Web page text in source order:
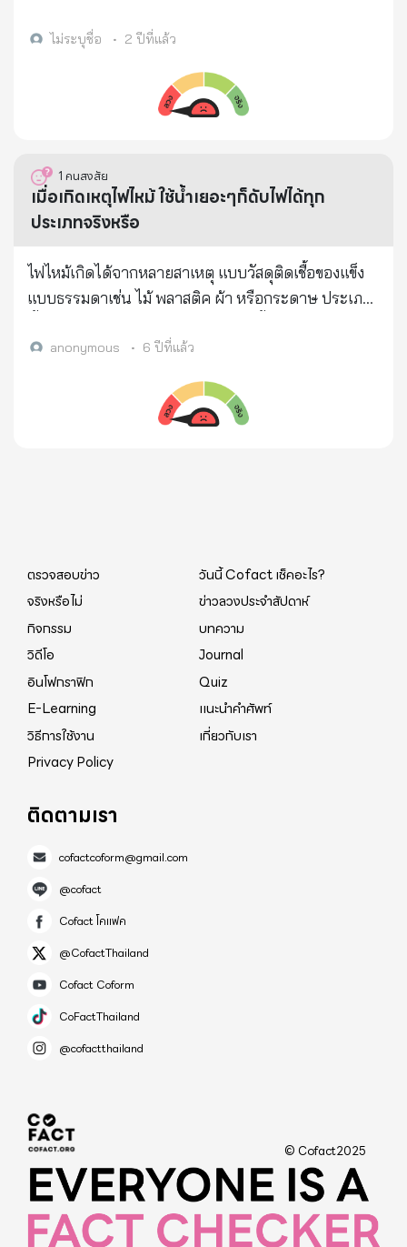
ไม่ระบุชื่อ • 2 ปีที่แล้ว
1 คนสงสัย
เมื่อเกิดเหตุไฟไหม้ ใช้น้ำเยอะๆก็ดับไฟได้ทุก
ประเภทจริงหรือ
ไฟไหม้เกิดได้จากหลายสาเหตุ แบบวัสดุติดเชื้อของแข็ง
แบบธรรมดาเช่น ไม้ พลาสติค ผ้า หรือกระดาษ ประเภท
หรือคะanonymous • 6 ปีที่แล้ว
ตรวจสอบข่าว
วันนี้ Cofact เช็คอะไร?
จริงหรือไม่
ข่าวลวงประจำสัปดาห์
กิจกรรม
บทความ
วิดีโอ
Journal
อินโฟกราฟิก
Quiz
E-Learning
แนะนำคำศัพท์
วิธีการใช้งาน
เกี่ยวกับเรา
Privacy Policy
ติดตามเรา
cofactcoform@gmail.com
@cofact
Cofact โคแฟค
@CofactThailand
Cofact Coform
CoFactThailand
@cofactthailand
© Cofact2025